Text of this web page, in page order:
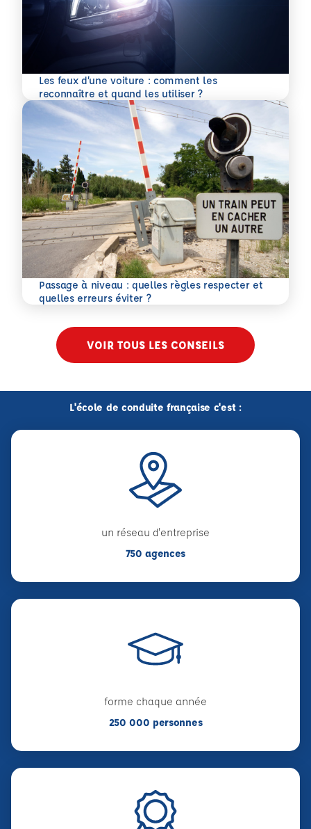
Les feux d’une voiture : comment les
reconnaître et quand les utiliser ?
En savoir plus
Passage à niveau : quelles règles respecter et
quelles erreurs éviter ?
En savoir plus
VOIR TOUS LES CONSEILS
L'école de conduite française c'est :
un réseau d'entreprise
750 agences
forme chaque année
250 000 personnes